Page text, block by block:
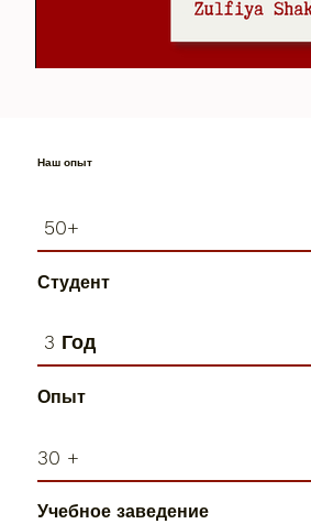
Наш опыт
50+
Студент
3 Год
Опыт
30 +
Учебное заведение